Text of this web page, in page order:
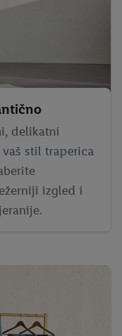
delikatni
stil traperica
izgled i